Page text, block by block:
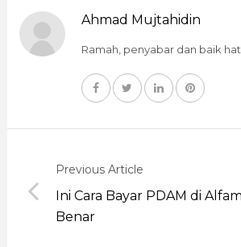
Ahmad Mujtahidin
Ramah, penyabar dan baik
Previous Article
Ini Cara Bayar PDAM di
Benar